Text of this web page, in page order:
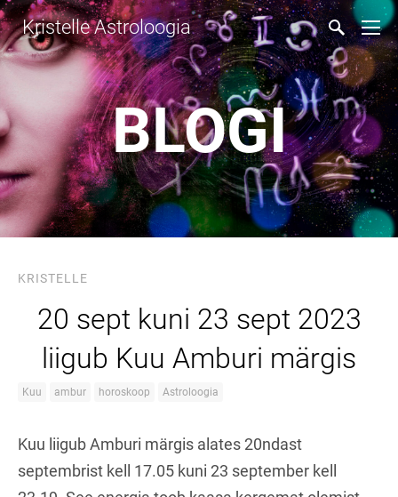
Kristelle Astroloogia
BLOGI
KRISTELLE
20 sept kuni 23 sept 2023
liigub Kuu Amburi märgis
Kuu ambur horoskoop Astroloogia
Kuu liigub Amburi märgis alates 20ndast
septembrist kell 17.05 kuni 23 september kell